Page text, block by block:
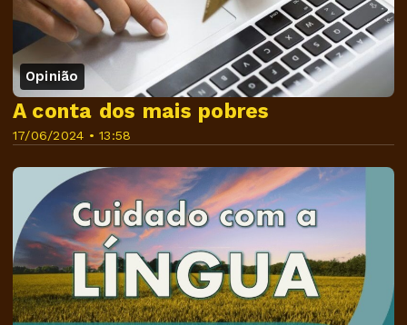
Opinião
17/06/2024 • 13:58
A conta dos mais pobres